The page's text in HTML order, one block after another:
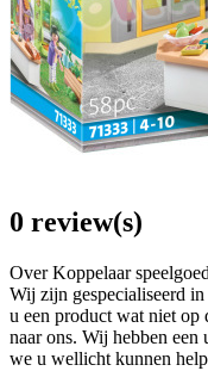
0 review(s)
Over Koppelaar speelgoed
Wij zijn gespecialiseerd
u een product wat niet op
naar ons. Wij hebben
we u wellicht kunnen